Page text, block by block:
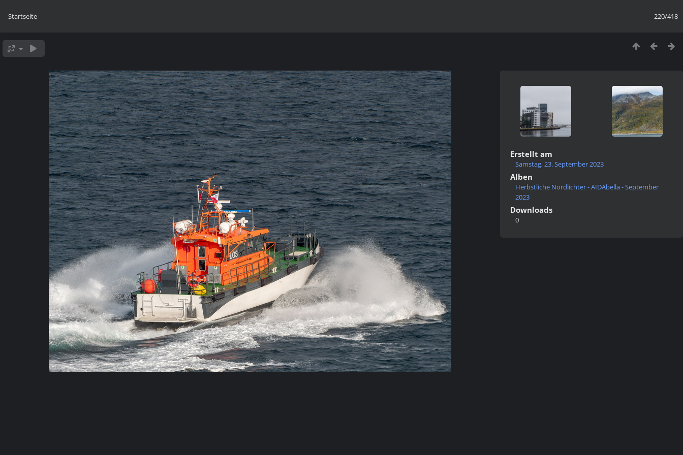
220/418
Startseite
Erstellt am
Samstag, 23. September 2023
Alben
Herbstliche Nordlichter - AIDAbella - September
2023
Downloads
0